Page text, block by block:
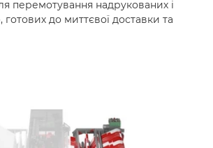
перемотування надрукованих і
до миттєвої доставки та